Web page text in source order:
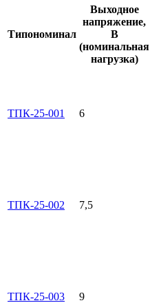
Типономинал
Выходное
напряжение,
В
(номинальная
нагрузка)
ТПК-25-001 6
ТПК-25-002 7,5
ТПК-25-003 9